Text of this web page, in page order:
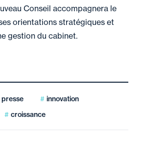
Conseil accompagnera le
orientations stratégiques et
gestion du cabinet.
innovation
croissance